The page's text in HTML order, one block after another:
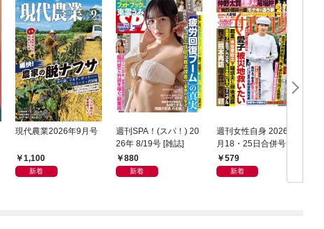
現代農業2026年9月号
1,100
新着
週刊SPA！(スパ！) 20
26年 8/19号 [雑誌]
880
新着
週刊女性自身 2026年8
月18・25日合併号
579
新着